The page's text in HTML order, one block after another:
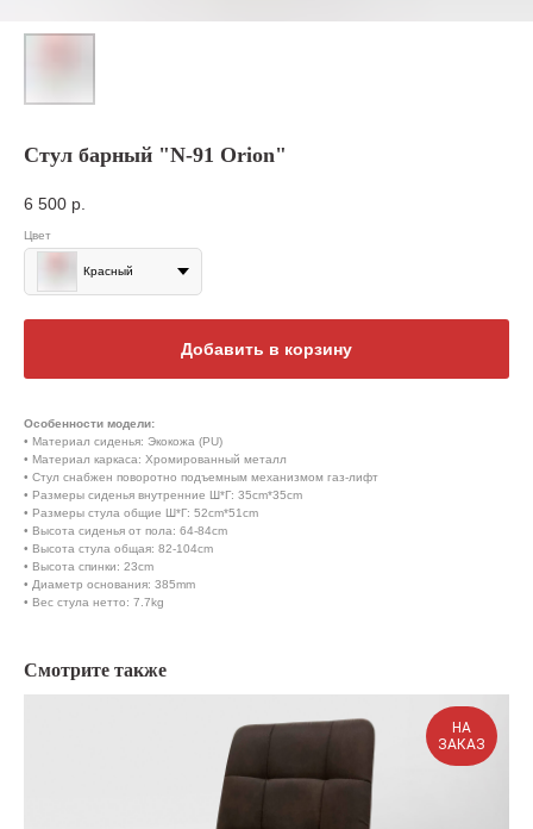
Стул барный "N-91 Orion"
6 500 р.
Цвет
Красный
Добавить в корзину
Особенности модели:
• Материал сиденья: Экокожа (PU)
• Материал каркаса: Хромированный металл
• Стул снабжен поворотно подъемным механизмом газ-лифт
• Размеры сиденья внутренние Ш*Г: 35cm*35cm
• Размеры стула общие Ш*Г: 52cm*51cm
• Высота сиденья от пола: 64-84cm
• Высота стула общая: 82-104cm
• Высота спинки: 23cm
• Диаметр основания: 385mm
• Вес стула нетто: 7.7kg
Смотрите также
НА
ЗАКАЗ